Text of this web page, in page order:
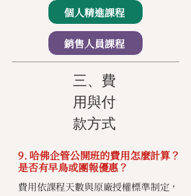
個人精進課程
銷售人員課程
三、費
用與付
款方式
9. 哈佛企管公開班的費用怎麼計算？
是否有早鳥或團報優惠？
費用依課程天數與原廠授權標準制定，